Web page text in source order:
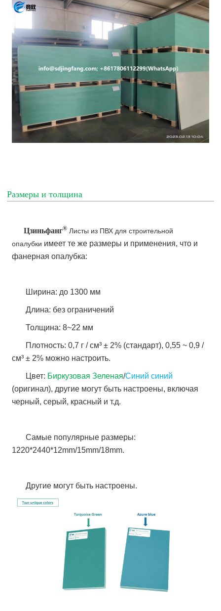
Размеры и толщина
Цзиньфанг® Листы из ПВХ для строительной
опалубки имеет те же размеры и применения, что и
фанерная опалубка:
Ширина: до 1300 мм
Длина: без ограничений
Толщина: 8~22 мм
Плотность: 0,7 г / см³ ± 2% (стандарт), 0,55 ~ 0,9 /
см³ ± 2% можно настроить.
Цвет: Биркузовая Зеленая/Синий синий
(оригинал), другие могут быть настроены, включая
черный, серый, красный и т.д.
Самые популярные размеры:
1220*2440*12mm/15mm/18mm.
Другие могут быть настроены.